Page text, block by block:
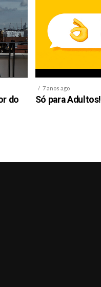
do
7 anos ago
Só para Adultos!